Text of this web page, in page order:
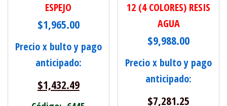
ESPEJO
$1,965.00
Precio x bulto y pago
anticipado:
$1,432.49
12 (4 COLORES) RESIS
AGUA
$9,988.00
Precio x bulto y pago
anticipado:
$7,281.25